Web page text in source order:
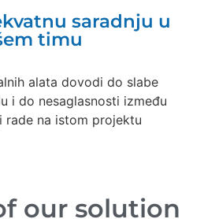
saradnju u
timu
alata dovodi do slabe
i do nesaglasnosti između
rade na istom projektu
our solution